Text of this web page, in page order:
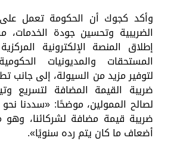
وأكد كجوك أن الحكومة تعمل
الضريبية وتحسين جودة الخدمات،
إطلاق المنصة الإلكترونية
المستحقات والمديونيات
لتوفير مزيد من السيولة، إلى جانب
ضريبة القيمة المضافة لتسريع
ضريبة قيمة مضافة لشركائنا، وهو
أضعاف ما كان يتم رده سنويًا».